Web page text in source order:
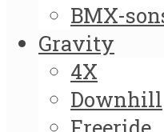
BMX-
Gravity
4X
Downhill